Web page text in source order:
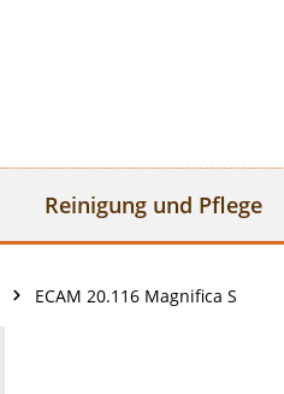
Reinigung und Pflege
ECAM 20.116 Magnifica S